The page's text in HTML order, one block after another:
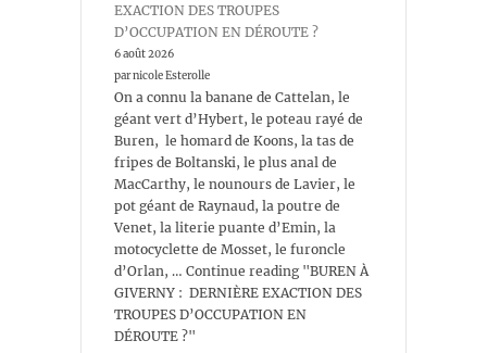
EXACTION DES TROUPES
D’OCCUPATION EN DÉROUTE ?
6 août 2026
par nicole Esterolle
On a connu la banane de Cattelan, le
géant vert d’Hybert, le poteau rayé de
Buren, le homard de Koons, la tas de
fripes de Boltanski, le plus anal de
MacCarthy, le nounours de Lavier, le
pot géant de Raynaud, la poutre de
Venet, la literie puante d’Emin, la
motocyclette de Mosset, le furoncle
d’Orlan, … Continue reading "BUREN À
GIVERNY : DERNIÈRE EXACTION DES
TROUPES D’OCCUPATION EN
DÉROUTE ?"